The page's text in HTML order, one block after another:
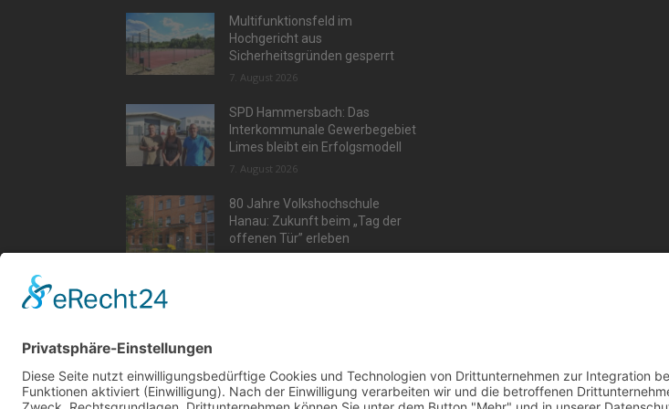
Multifunktionsfeld im
Hochgericht aus
Sicherheitsgründen gesperrt
7. August 2026
SPD Hammersbach: Das
Interkommunale Gewerbegebiet
Limes bleibt ein Erfolgsmodell
7. August 2026
80 Jahre Volkshochschule
Hanau: Zukunft beim „Tag der
offenen Tür” erleben
Kontaktiere uns: team@mkk-echo.de